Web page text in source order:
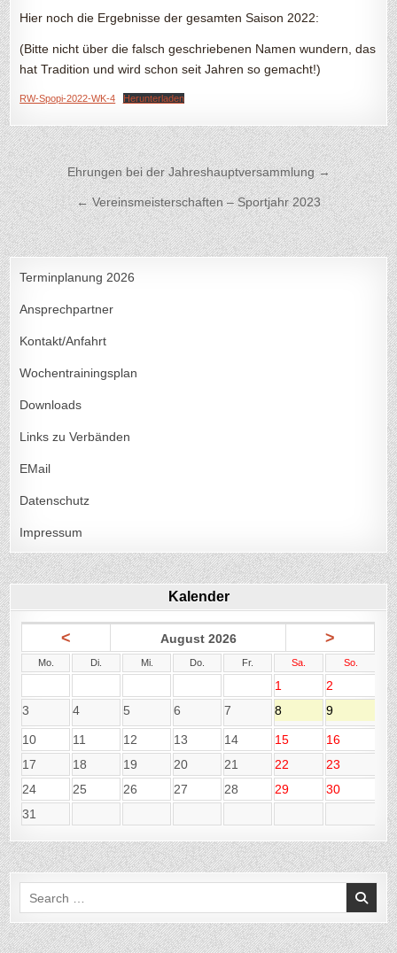
Hier noch die Ergebnisse der gesamten Saison 2022:
(Bitte nicht über die falsch geschriebenen Namen wundern, das
hat Tradition und wird schon seit Jahren so gemacht!)
RW-Spopi-2022-WK-4 Herunterladen
Beitragsnavigation
Ehrungen bei der Jahreshauptversammlung →
← Vereinsmeisterschaften – Sportjahr 2023
Terminplanung 2026
Ansprechpartner
Kontakt/Anfahrt
Wochentrainingsplan
Downloads
Links zu Verbänden
EMail
Datenschutz
Impressum
Kalender
< August 2026 >
Mo. Di. Mi. Do. Fr. Sa. So.
1
2
3
4 5 6 7 8 9
10 11 12 13 14 15
16
17
18 19 20 21 22
23
24
25 26 27 28 29
30
31
Search
for: